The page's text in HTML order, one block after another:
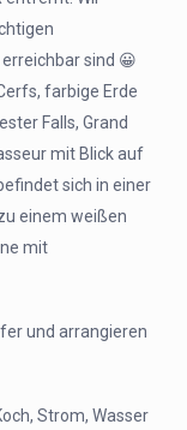
sind 😀
farbige Erde
Falls, Grand
mit Blick auf
sich in einer
einem weißen
mit
und arrangieren
Strom, Wasser